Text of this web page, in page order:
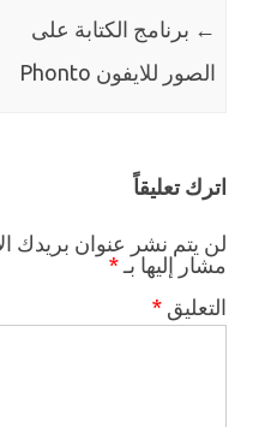
← برنامج الكتابة على
الصور للايفون Phonto‬‎
اترك تعليقاً
لن يتم نشر عنوان بريدك
مشار إليها بـ *
التعليق *